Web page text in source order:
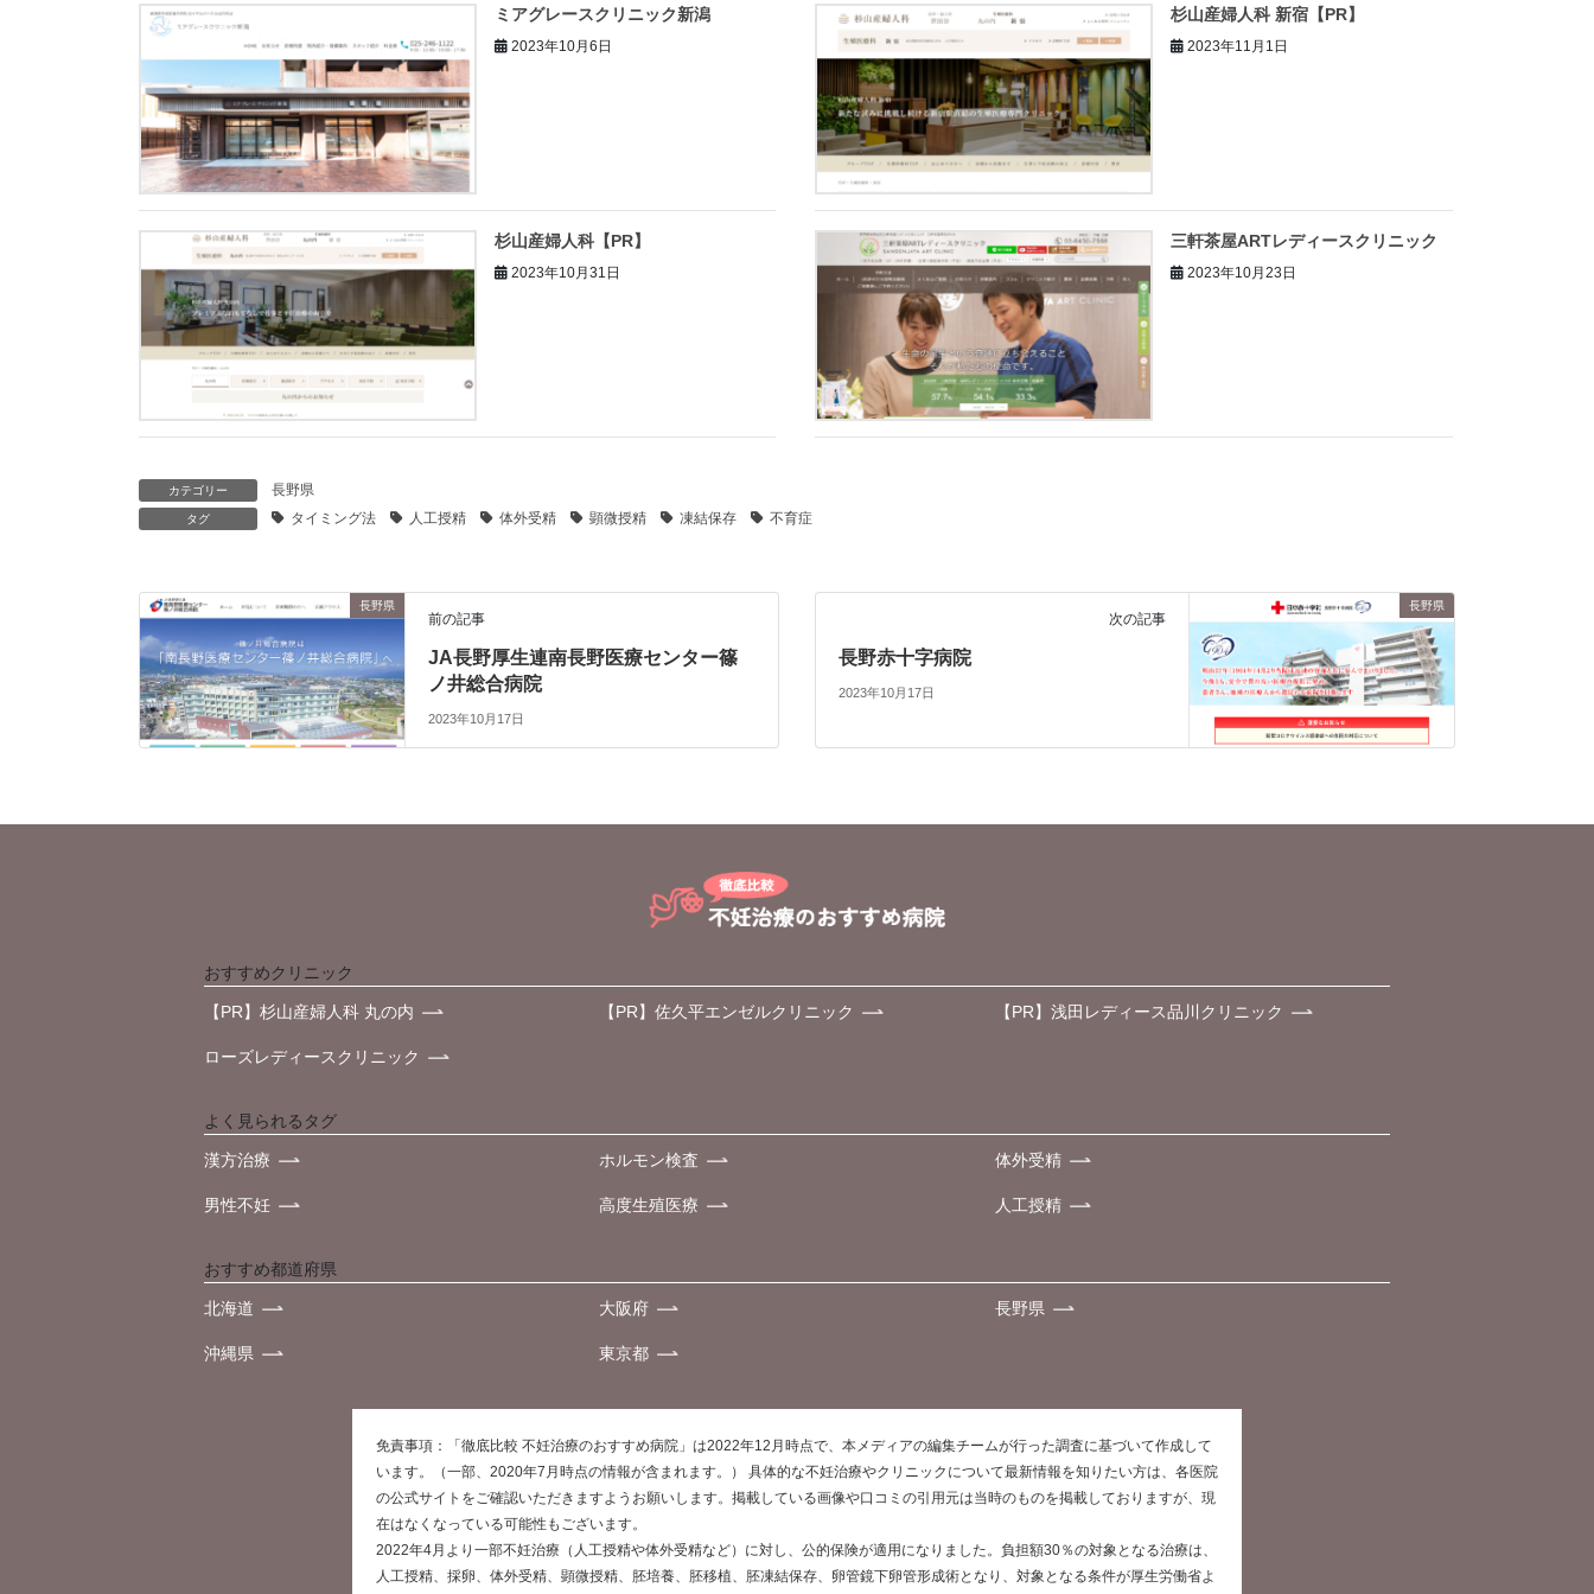
ミアグレースクリニック新潟
2023年10月6日
杉山産婦人科 新宿【PR】
2023年11月1日
杉山産婦人科【PR】
2023年10月31日
三軒茶屋ARTレディースクリニック
2023年10月23日
カテゴリー 長野県
タグ タイミング法 人工授精 体外受精 顕微授精 凍結保存 不育症
長野県
前の記事
JA長野厚生連南長野医療センター篠
ノ井総合病院
2023年10月17日
長野県
次の記事
長野赤十字病院
2023年10月17日
おすすめクリニック
【PR】杉山産婦人科 丸の内 【PR】佐久平エンゼルクリニック 【PR】浅田レディース品川クリニック
ローズレディースクリニック
よく見られるタグ
漢方治療 ホルモン検査 体外受精
男性不妊 高度生殖医療 人工授精
おすすめ都道府県
北海道 大阪府 長野県
沖縄県 東京都
免責事項：「徹底比較 不妊治療のおすすめ病院」は2022年12月時点で、本メディアの編集チームが行った調査に基づいて作成して
います。（一部、2020年7月時点の情報が含まれます。） 具体的な不妊治療やクリニックについて最新情報を知りたい方は、各医院
の公式サイトをご確認いただきますようお願いします。掲載している画像や口コミの引用元は当時のものを掲載しておりますが、現
在はなくなっている可能性もございます。
2022年4月より一部不妊治療（人工授精や体外受精など）に対し、公的保険が適用になりました。負担額30％の対象となる治療は、
人工授精、採卵、体外受精、顕微授精、胚培養、胚移植、胚凍結保存、卵管鏡下卵管形成術となり、対象となる条件が厚生労働省よ